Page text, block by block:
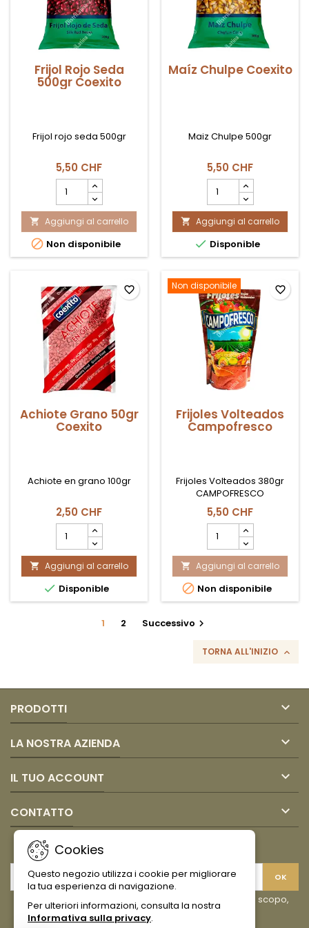
Frijol Rojo Seda
500gr Coexito
Frijol rojo seda 500gr
5,50 CHF
quantità
del
prodotto
Frijol
Rojo
Seda
Coexito
 Aggiungi al carrello
 Non disponibile
Maíz Chulpe Coexito
Maiz Chulpe 500gr
5,50 CHF
quantità
del
prodotto
Maíz
Chulpe
Coexito
 Aggiungi al carrello
 Disponible
Achiote Grano 50gr
Coexito
Achiote en grano 100gr
2,50 CHF
quantità
del
prodotto
Achiote
Grano
50gr
 Aggiungi al carrello
 Disponible
favorite_border Non disponibile
Frijoles Volteados
Campofresco
Frijoles Volteados 380gr
CAMPOFRESCO
5,50 CHF
quantità
del
prodotto
Frijoles
Volteados
Campofresco
 Aggiungi al carrello
 Non disponibile
favorite_border
1 2 Successivo 
TORNA ALL'INIZIO 
PRODOTTI 
LA NOSTRA AZIENDA 
IL TUO ACCOUNT 
CONTATTO 
Cookies
Questo negozio utilizza i cookie per migliorare
la tua esperienza di navigazione.
Per ulteriori informazioni, consulta la nostra
Informativa sulla privacy.
Puoi annullare l'iscrizione in ogni momento. A questo scopo,
cerca le info di contatto nelle note legali.